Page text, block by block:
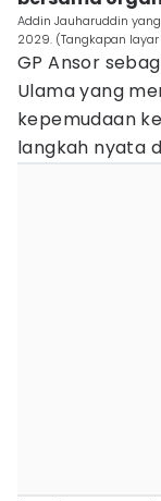
Addin Jauharuddin
2029. (Tangkapan layar
GP Ansor
Ulama yang
kepemudaan
langkah nyata